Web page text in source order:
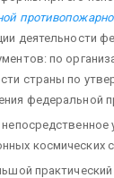
деятельности
по
страны по
космических